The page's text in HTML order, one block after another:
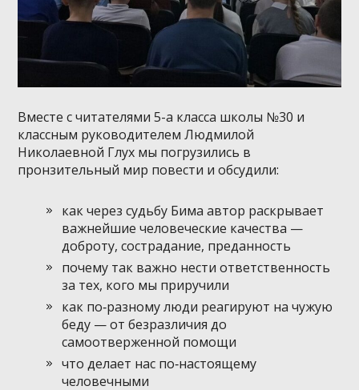
Вместе с читателями 5-а класса школы №30 и
классным руководителем Людмилой
Николаевной Глух мы погрузились в
пронзительный мир повести и обсудили:
как через судьбу Бима автор раскрывает
важнейшие человеческие качества —
доброту, сострадание, преданность
почему так важно нести ответственность
за тех, кого мы приручили
как по‑разному люди реагируют на чужую
беду — от безразличия до
самоотверженной помощи
что делает нас по‑настоящему
человечными